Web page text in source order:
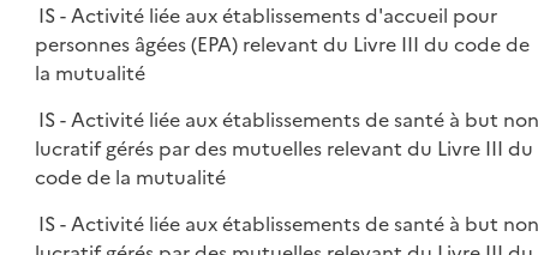
IS - Activité liée aux établissements d'accueil pour
personnes âgées (EPA) relevant du Livre III du code de
la mutualité
IS - Activité liée aux établissements de santé à but
lucratif gérés par des mutuelles relevant du Livre III du
code de la mutualité
IS - Activité liée aux établissements de santé à but